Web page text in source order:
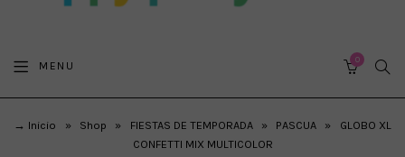
MENU 0
→ Inicio » Shop » FIESTAS DE TEMPORADA » PASCUA »
GLOBO XL
CONFETTI MIX MULTICOLOR